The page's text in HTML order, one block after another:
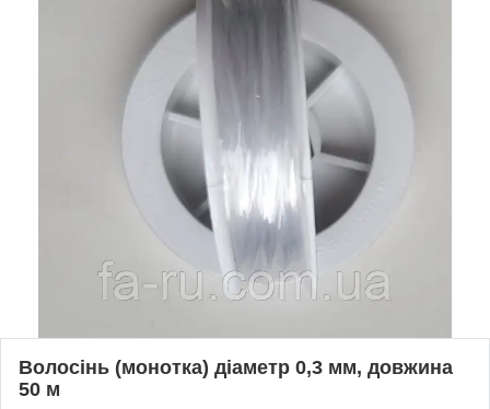
Волосінь (монотка) діаметр 0,3 мм, довжина
50 м